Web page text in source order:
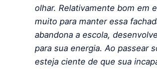
olhar. Relativamente bom em
muito para manter essa
abandona a escola,
para sua energia. Ao passear
esteja ciente de que sua